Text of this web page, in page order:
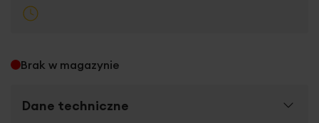
Brak w magazynie
Dane techniczne